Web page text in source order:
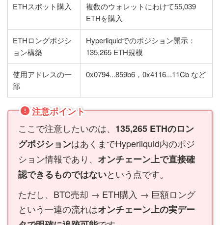
ETHスポット購入
複数のウォレットにわけて55,039
ETHを購入
ETHロングポジシ
ョン構築
Hyperliquidでのポジション開示：
135,265 ETH規模
使用アドレスの一
部
0x0794...859b6，0x4116...11Cb など
注意ポイント
ここで注意したいのは、 135,265 ETHのロン
グポジションはあくまでHyperliquid内のポジ
ション情報であり、 オンチェーン上で直接確
認できるものではないという点です。
ただし、BTC売却 → ETH購入 → 巨額ロング
という一連の流れはオンチェーン上の実デー